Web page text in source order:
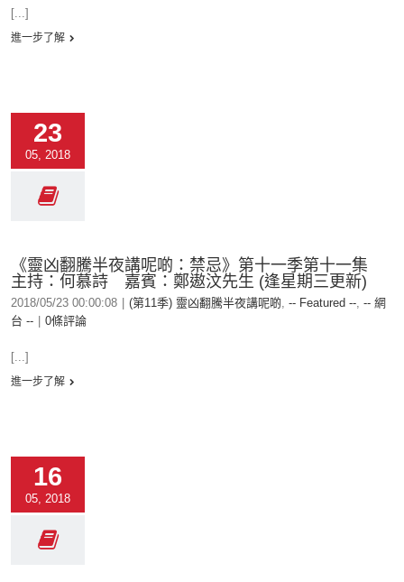
[...]
進一步了解
23
05, 2018
《靈凶翻騰半夜講呢啲：禁忌》第十一季第十一集
主持：何慕詩 嘉賓：鄭遨汶先生 (逢星期三更新)
2018/05/23 00:00:08 (第11季) 靈凶翻騰半夜講呢啲, -- Featured --, -- 網
台 --
0條評論
[...]
進一步了解
16
05, 2018